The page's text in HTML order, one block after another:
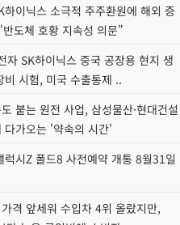
하이닉스 소극적 주주환원에 해외 증
도체 호황 지속성 의문"
자 SK하이닉스 중국 공장용 현지 생
비 시험, 미국 수출통제 ..
붙는 원전 사업, 삼성물산·현대건설
다가오는 '약속의 시간'
럭시Z 폴드8 사전예약 개통 8월31일
격 앞세워 수입차 4위 올랐지만,